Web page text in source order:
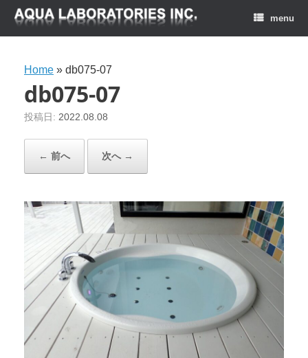
menu
Home » db075-07
db075-07
投稿日: 2022.08.08
← 前へ 次へ →